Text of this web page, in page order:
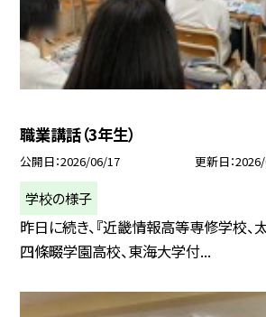
職業講話（3年生）
公開日 2026/06/17 更新日
学校の様子
昨日に続き、『近畿情報高等専修学校、
四條畷学園高校、東海大学付...